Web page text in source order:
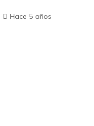
Hace 5 años